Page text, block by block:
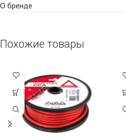
О бренде
Похожие товары